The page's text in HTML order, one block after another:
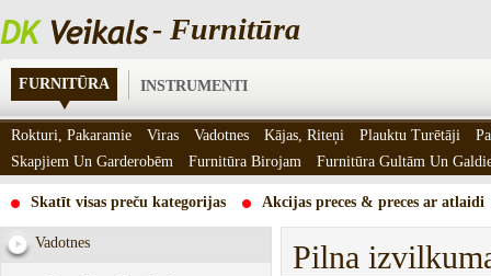
- Furnitūra
FURNITŪRA INSTRUMENTI
Skatīt visas preču kategorijas Akcijas preces & preces ar atlaidi
Vadotnes Pilna
Rokturi, Pakaramie Viras Vadotnes Kājas, Riteņi Plauktu Turētāji
Skapjiem Un Garderobēm
Furnitūra Birojam Furnitūra Gultām Un